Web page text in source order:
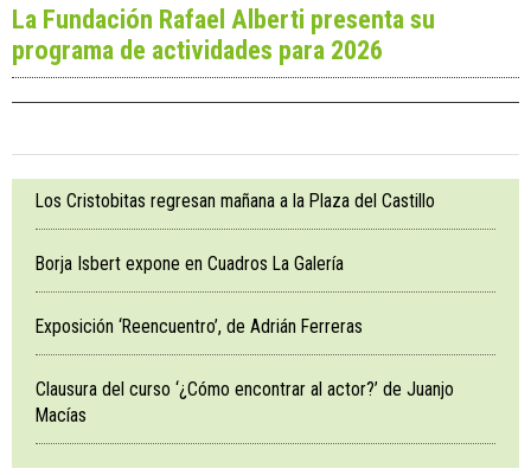
La Fundación Rafael Alberti presenta su
programa de actividades para 2026
Los Cristobitas regresan mañana a la Plaza del Castillo
Borja Isbert expone en Cuadros La Galería
Exposición ‘Reencuentro’, de Adrián Ferreras
Clausura del curso ‘¿Cómo encontrar al actor?’ de Juanjo
Macías